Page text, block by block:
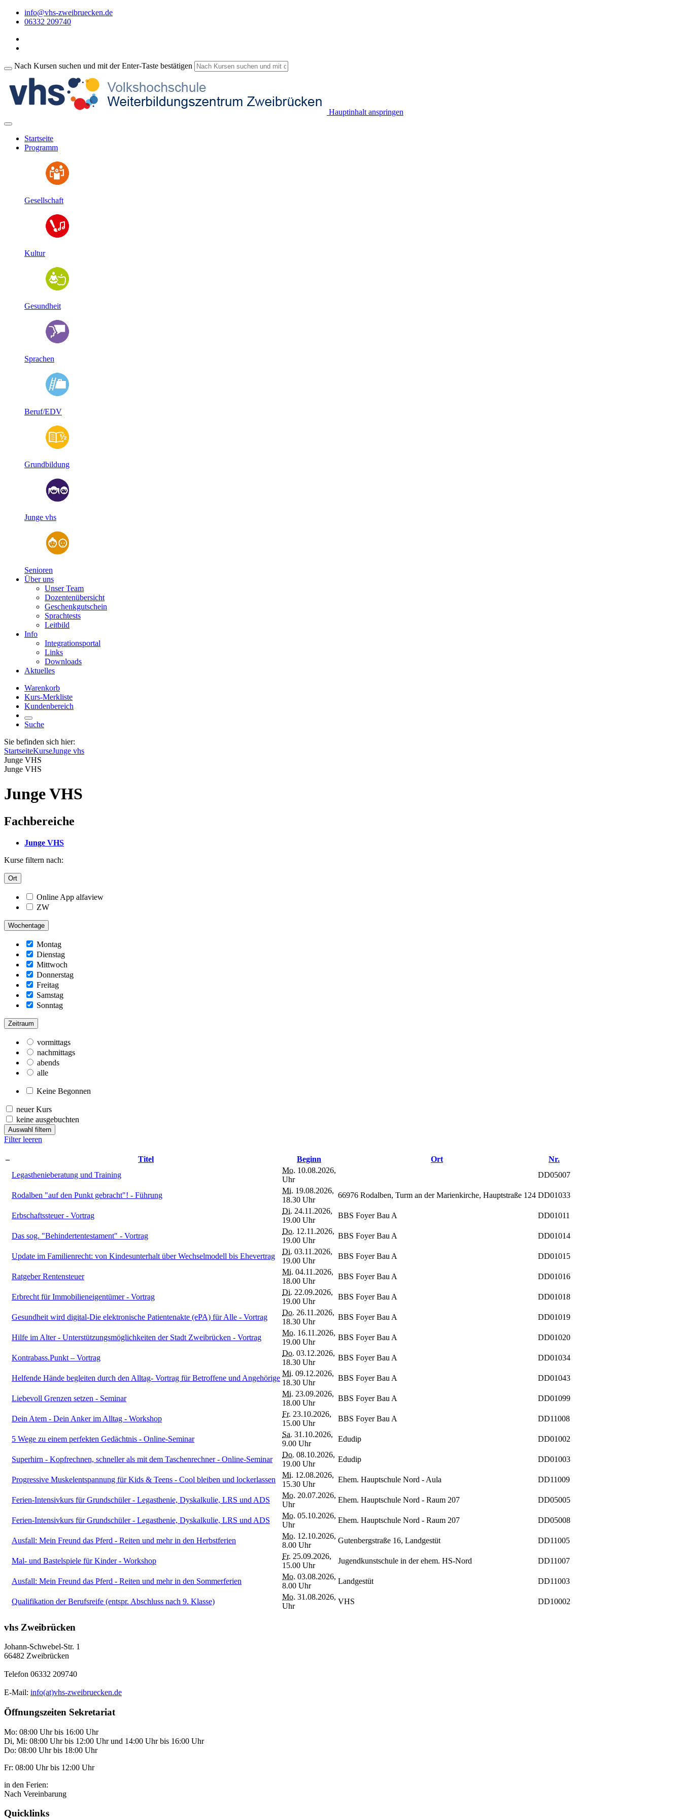
info@vhs-zweibruecken.de
06332 209740
Nach Kursen suchen und mit der Enter-Taste bestätigen
Hauptinhalt anspringen
Startseite
Programm
Gesellschaft
Kultur
Gesundheit
Sprachen
Beruf/EDV
Grundbildung
Junge vhs
Senioren
Über uns
Unser Team
Dozentenübersicht
Geschenkgutschein
Sprachtests
Leitbild
Info
Integrationsportal
Links
Downloads
Aktuelles
Warenkorb
Kurs-Merkliste
Kundenbereich
Suche
Sie befinden sich hier:
StartseiteKurseJunge vhs
Junge VHS
Junge VHS
Junge VHS
Fachbereiche
Junge VHS
Kurse filtern nach:
Ort
Online App alfaview
ZW
Wochentage
Montag
Dienstag
Mittwoch
Donnerstag
Freitag
Samstag
Sonntag
Zeitraum
vormittags
nachmittags
abends
alle
Keine Begonnen
neuer Kurs
keine ausgebuchten
Auswahl filtern
Filter leeren
– Titel Beginn Ort
Nr.
Legasthenieberatung und Training
Mo. 10.08.2026,
Uhr
DD05007
Rodalben "auf den Punkt gebracht"! - Führung
Mi. 19.08.2026,
18.30 Uhr
66976 Rodalben, Turm an der Marienkirche, Hauptstraße 124 DD01033
Erbschaftssteuer - Vortrag
Di. 24.11.2026,
19.00 Uhr
BBS Foyer Bau A DD01011
Das sog. "Behindertentestament" - Vortrag
Do. 12.11.2026,
19.00 Uhr
BBS Foyer Bau A DD01014
Update im Familienrecht: von Kindesunterhalt über Wechselmodell bis Ehevertrag
Di. 03.11.2026,
19.00 Uhr
BBS Foyer Bau A DD01015
Ratgeber Rentensteuer
Mi. 04.11.2026,
18.00 Uhr
BBS Foyer Bau A DD01016
Erbrecht für Immobilieneigentümer - Vortrag
Di. 22.09.2026,
19.00 Uhr
BBS Foyer Bau A DD01018
Gesundheit wird digital-Die elektronische Patientenakte (ePA) für Alle - Vortrag
Do. 26.11.2026,
18.30 Uhr
BBS Foyer Bau A DD01019
Hilfe im Alter - Unterstützungsmöglichkeiten der Stadt Zweibrücken - Vortrag
Mo. 16.11.2026,
19.00 Uhr
BBS Foyer Bau A DD01020
Kontrabass.Punkt – Vortrag
Do. 03.12.2026,
18.30 Uhr
BBS Foyer Bau A DD01034
Helfende Hände begleiten durch den Alltag- Vortrag für Betroffene und Angehörige
Mi. 09.12.2026,
18.30 Uhr
BBS Foyer Bau A DD01043
Liebevoll Grenzen setzen - Seminar
Mi. 23.09.2026,
18.00 Uhr
BBS Foyer Bau A DD01099
Dein Atem - Dein Anker im Alltag - Workshop
Fr. 23.10.2026,
15.00 Uhr
BBS Foyer Bau A DD11008
5 Wege zu einem perfekten Gedächtnis - Online-Seminar
Sa. 31.10.2026,
9.00 Uhr
Edudip DD01002
Superhirn - Kopfrechnen, schneller als mit dem Taschenrechner - Online-Seminar
Do. 08.10.2026,
19.00 Uhr
Edudip DD01003
Progressive Muskelentspannung für Kids & Teens - Cool bleiben und lockerlassen
Mi. 12.08.2026,
15.30 Uhr
Ehem. Hauptschule Nord - Aula DD11009
Ferien-Intensivkurs für Grundschüler - Legasthenie, Dyskalkulie, LRS und ADS
Mo. 20.07.2026,
Uhr
Ehem. Hauptschule Nord - Raum 207 DD05005
Ferien-Intensivkurs für Grundschüler - Legasthenie, Dyskalkulie, LRS und ADS
Mo. 05.10.2026,
Uhr
Ehem. Hauptschule Nord - Raum 207 DD05008
Ausfall: Mein Freund das Pferd - Reiten und mehr in den Herbstferien
Mo. 12.10.2026,
8.00 Uhr
Gutenbergstraße 16, Landgestüt DD11005
Mal- und Bastelspiele für Kinder - Workshop
Fr. 25.09.2026,
15.00 Uhr
Jugendkunstschule in der ehem. HS-Nord DD11007
Ausfall: Mein Freund das Pferd - Reiten und mehr in den Sommerferien
Mo. 03.08.2026,
8.00 Uhr
Landgestüt DD11003
Qualifikation der Berufsreife (entspr. Abschluss nach 9. Klasse)
Mo. 31.08.2026,
Uhr
VHS DD10002
vhs Zweibrücken
Johann-Schwebel-Str. 1
66482 Zweibrücken
Telefon 06332 209740
E-Mail: info(at)vhs-zweibruecken.de
Öffnungszeiten Sekretariat
Mo: 08:00 Uhr bis 16:00 Uhr
Di, Mi: 08:00 Uhr bis 12:00 Uhr und 14:00 Uhr bis 16:00 Uhr
Do: 08:00 Uhr bis 18:00 Uhr
Fr: 08:00 Uhr bis 12:00 Uhr
in den Ferien:
Nach Vereinbarung
Quicklinks